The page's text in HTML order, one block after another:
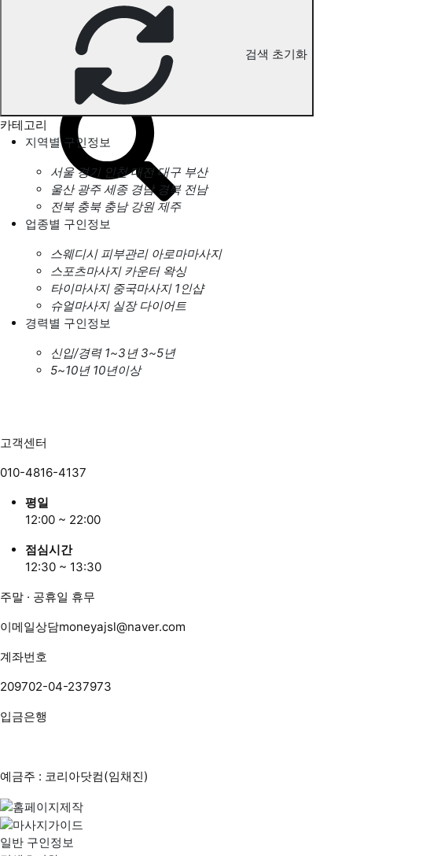
업체 서비스 관리
개인 서비스 관리
부산서구 타이마사지 구인정보
검색 초기화
카테고리
지역별 구인정보
서울 경기 인천 대전 대구 부산
울산 광주 세종 경남 경북 전남
전북 충북 충남 강원 제주
업종별 구인정보
스웨디시 피부관리 아로마마사지
스포츠마사지 카운터 왁싱
타이마사지 중국마사지 1인샵
슈얼마사지 실장 다이어트
경력별 구인정보
신입/경력 1~3년 3~5년
5~10년 10년이상
고객센터
010-4816-4137
평일
12:00 ~ 22:00
점심시간
12:30 ~ 13:30
주말 · 공휴일 휴무
이메일상담moneyajsl@naver.com
계좌번호
209702-04-237973
입금은행
예금주 : 코리아닷컴(임채진)
일반 구인정보